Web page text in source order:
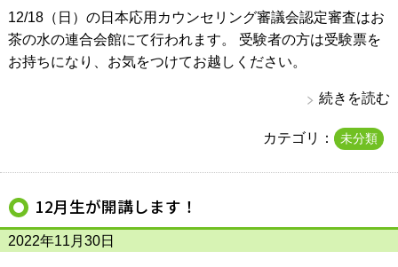
12/18（日）の日本応用カウンセリング審議会認定審査はお
茶の水の連合会館にて行われます。 受験者の方は受験票を
お持ちになり、お気をつけてお越しください。
続きを読む
カテゴリ： 未分類
12月生が開講します！
2022年11月30日